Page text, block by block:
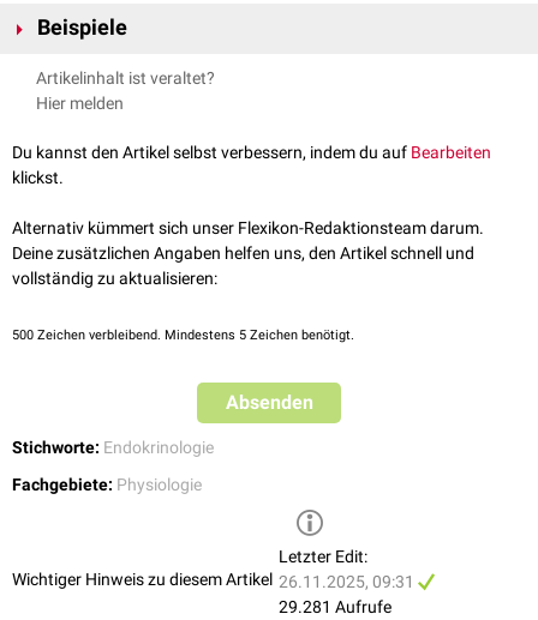
Beispiele
L-Zellen
I-Zellen
M-Zellen
S-Zellen
Artikelinhalt ist veraltet?
Hier melden
Du kannst den Artikel selbst verbessern, indem du auf Bearbeiten
klickst.
Alternativ kümmert sich unser Flexikon-Redaktionsteam darum.
Deine zusätzlichen Angaben helfen uns, den Artikel schnell und
vollständig zu aktualisieren:
500 Zeichen verbleibend. Mindestens 5 Zeichen benötigt.
Absenden
Stichworte: Endokrinologie
Fachgebiete: Physiologie
Wichtiger Hinweis zu diesem Artikel
Letzter Edit:
26.11.2025, 09:31
29.281 Aufrufe